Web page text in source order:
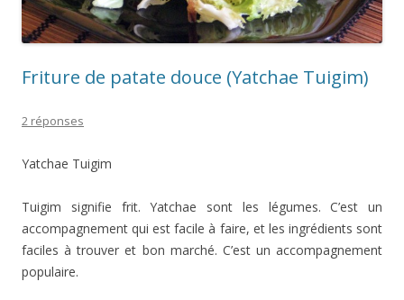
Friture de patate douce (Yatchae Tuigim)
2 réponses
Yatchae Tuigim
Tuigim signifie frit. Yatchae sont les légumes. C’est un
accompagnement qui est facile à faire, et les ingrédients sont
faciles à trouver et bon marché. C’est un accompagnement
populaire.